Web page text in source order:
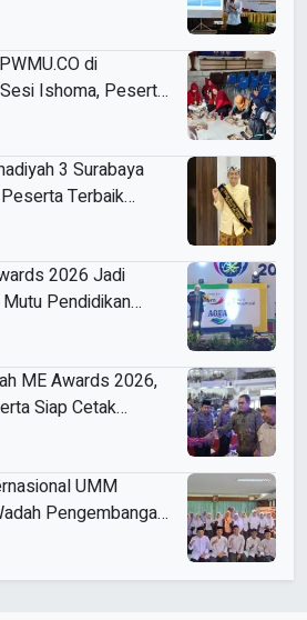
di
Ishoma, Peserta
3 Surabaya
Terbaik
2026 Jadi
Pendidikan
ME Awards 2026,
Siap Cetak
UMM
Pengembangan